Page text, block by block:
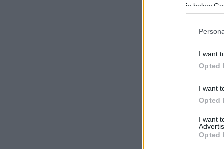
in below
I want
Opted
I want
Opted
I want
Opted